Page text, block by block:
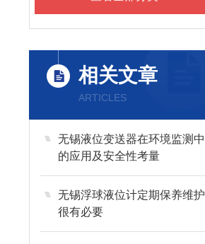
相关文章
ARTICLES
无锡液位变送器在环境监测中
的应用及安全性考量
无锡浮球液位计定期保养维护
很有必要